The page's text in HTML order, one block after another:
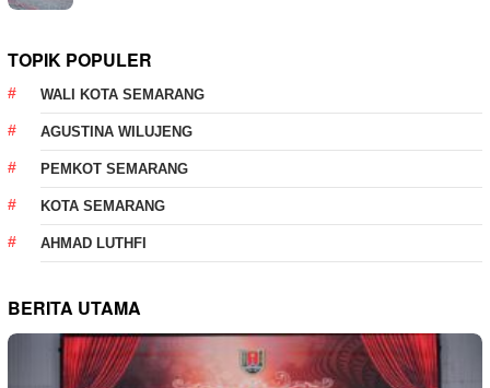
TOPIK POPULER
WALI KOTA SEMARANG
AGUSTINA WILUJENG
PEMKOT SEMARANG
KOTA SEMARANG
AHMAD LUTHFI
BERITA UTAMA